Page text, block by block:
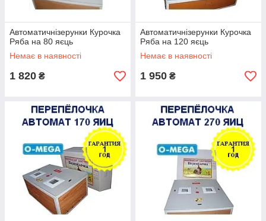
Автоматичнізерунки Курочка
Ряба на 80 яєць
Немає в наявності
1 820 ₴
Автоматичнізерунки Курочка
Ряба на 120 яєць
Немає в наявності
1 950 ₴